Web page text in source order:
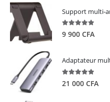
5.00out of 5
9 900 CFA
5.00out of 5
21 000 CFA